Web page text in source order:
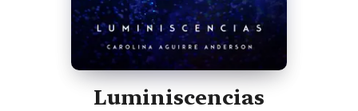
Luminiscencias